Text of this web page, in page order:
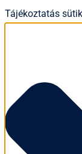
Tájékoztatás